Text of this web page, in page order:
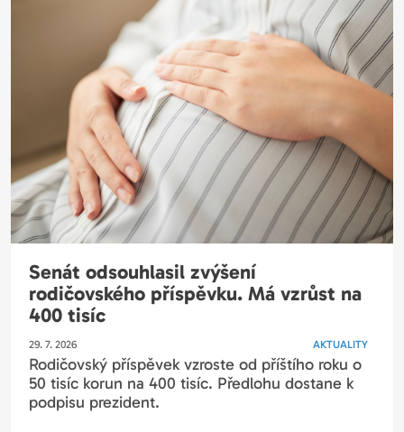
Senát odsouhlasil zvýšení
rodičovského příspěvku. Má vzrůst na
400 tisíc
29. 7. 2026 AKTUALITY
Rodičovský příspěvek vzroste od příštího roku o
50 tisíc korun na 400 tisíc. Předlohu dostane k
podpisu prezident.